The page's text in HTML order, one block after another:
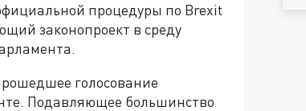
процедуры по Brexit
законопроект в среду
голосование
Подавляющее большинство